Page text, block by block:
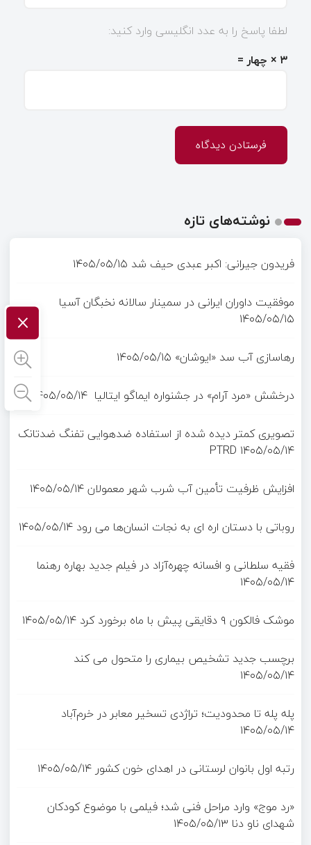
لطفا پاسخ را به عدد انگلیسی وارد کنید:
۳ × چهار =
نوشته‌های تازه
فریدون جیرانی: اکبر عبدی حیف شد ۱۴۰۵/۰۵/۱۵
موفقیت داوران ایرانی در سمینار سالانه نخبگان آسیا
۱۴۰۵/۰۵/۱۵
رهاسازی آب سد «ایوشان» ۱۴۰۵/۰۵/۱۵
درخشش «مرد آرام» در جشنواره ایماگو ایتالیا ۱۴۰۵/۰۵/۱۴
تصویری کمتر دیده شده از استفاده ضدهوایی تفنگ ضدتانک
PTRD ۱۴۰۵/۰۵/۱۴
افزایش ظرفیت تأمین آب شرب شهر معمولان۱۴۰۵/۰۵/۱۴
روباتی با دستان اره ای به نجات انسان‌ها می رود ۱۴۰۵/۰۵/۱۴
فقیه سلطانی و افسانه چهره‌آزاد در فیلم جدید بهاره رهنما
۱۴۰۵/۰۵/۱۴
موشک فالکون ۹ دقایقی پیش با ماه برخورد کرد
۱۴۰۵/۰۵/۱۴
برچسب جدید تشخیص بیماری را متحول می کند
۱۴۰۵/۰۵/۱۴
پله پله تا محدودیت؛ تراژدی تسخیر معابر در خرم‌آباد
۱۴۰۵/۰۵/۱۴
رتبه اول بانوان لرستانی در اهدای خون کشور ۱۴۰۵/۰۵/۱۴
«رد موج» وارد مراحل فنی شد؛ فیلمی با موضوع کودکان
شهدای ناو دنا ۱۴۰۵/۰۵/۱۳
×